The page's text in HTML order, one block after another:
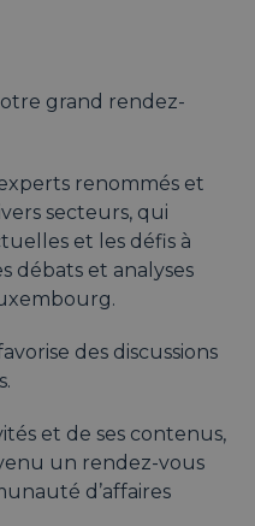
grand rendez-
renommés et
secteurs, qui
et les défis à
débats et analyses
des discussions
et de ses contenus,
un rendez-vous
d’affaires